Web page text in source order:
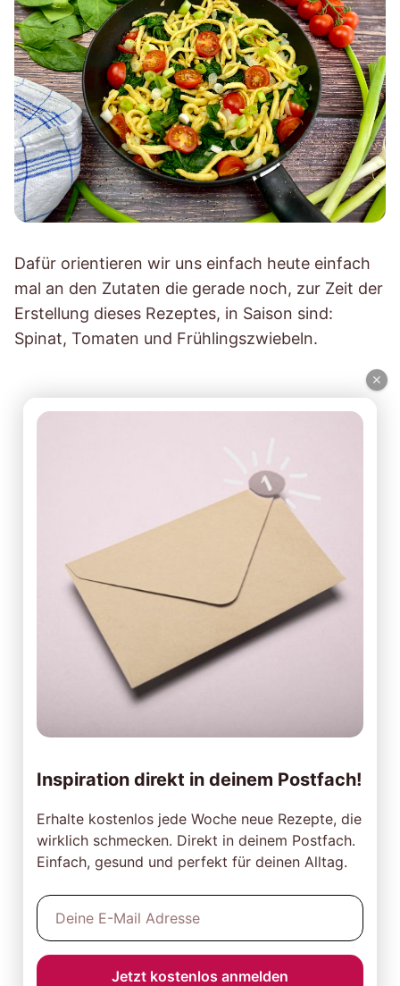
Dafür orientieren wir uns einfach heute einfach
mal an den Zutaten die gerade noch, zur Zeit der
Erstellung dieses Rezeptes, in Saison sind:
Spinat, Tomaten und Frühlingszwiebeln.
×
Inspiration direkt in deinem Postfach!
Erhalte kostenlos jede Woche neue Rezepte, die
wirklich schmecken. Direkt in deinem Postfach.
Einfach, gesund und perfekt für deinen Alltag.
Jetzt kostenlos anmelden